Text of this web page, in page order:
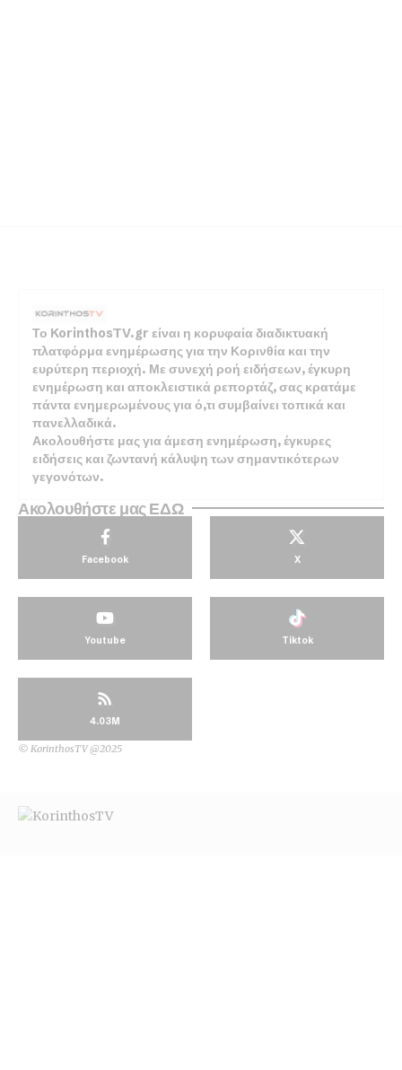
Το KorinthosTV.gr είναι η κορυφαία διαδικτυακή
πλατφόρμα ενημέρωσης για την Κορινθία και την
ευρύτερη περιοχή. Με συνεχή ροή ειδήσεων, έγκυρη
ενημέρωση και αποκλειστικά ρεπορτάζ, σας κρατάμε
πάντα ενημερωμένους για ό,τι συμβαίνει τοπικά και
πανελλαδικά.
Ακολουθήστε μας για άμεση ενημέρωση, έγκυρες
ειδήσεις και ζωντανή κάλυψη των σημαντικότερων
γεγονότων.
Ακολουθήστε μας ΕΔΩ
Facebook X
Youtube Tiktok
4.03M
© KorinthosTV @2025